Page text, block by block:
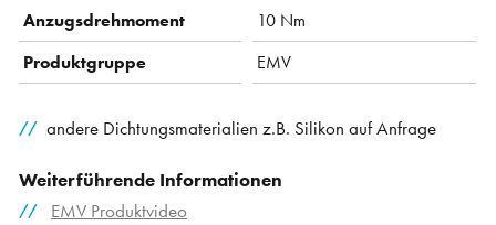
Anzugsdrehmoment
10 Nm
Produktgruppe
EMV
andere Dichtungsmaterialien z.B. Silikon auf Anfrage
Weiterführende Informationen
EMV Produktvideo